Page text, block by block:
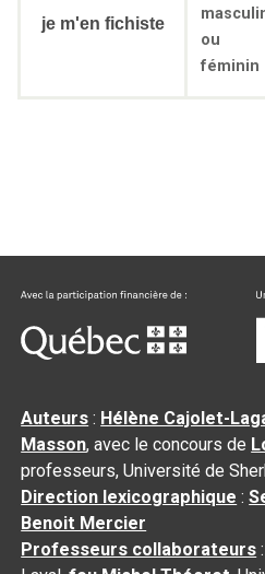
je m'en fichiste
ou
féminin
Auteurs : Hélène Cajolet-
Masson, avec le concours de
professeurs, Université de
Direction lexicographique :
Benoit Mercier
Professeurs collaborateurs